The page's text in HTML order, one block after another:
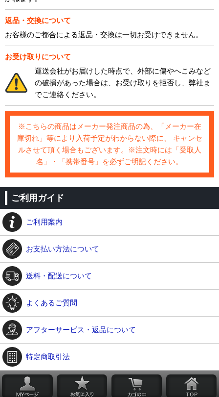
返品・交換について
お客様のご都合による返品・交換は一切お受けできません。
お受け取りについて
運送会社がお届けした時点で、外部に傷やへこみなど
の破損があった場合は、お受け取りを拒否し、弊社ま
でご連絡ください。
※こちらの商品はメーカー発注商品の為、「メーカー在
庫切れ」等により入荷予定がわからない際に、 キャンセ
ルさせて頂く場合もございます。※注文時には「受取人
名」・「携帯番号」を必ずご明記ください。
ご利用ガイド
ご利用案内
お支払い方法について
送料・配送について
よくあるご質問
アフターサービス・返品について
特定商取引法